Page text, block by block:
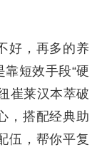
好，再多的养
短效手段“硬
崔莱汉本萃破
，搭配经典助
伍，帮你平复